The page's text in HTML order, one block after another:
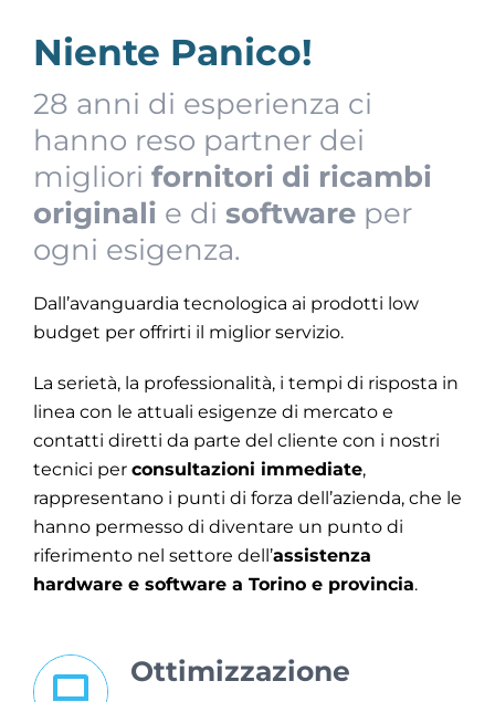
Servizi
Hikvision
Contatti
Niente Panico!
28 anni di esperienza ci
hanno reso partner dei
migliori fornitori di ricambi
originali e di software per
ogni esigenza.
Dall’avanguardia tecnologica ai prodotti low
budget per offrirti il miglior servizio.
La serietà, la professionalità, i tempi di risposta in
linea con le attuali esigenze di mercato e
contatti diretti da parte del cliente con i nostri
tecnici per consultazioni immediate,
rappresentano i punti di forza dell’azienda, che le
hanno permesso di diventare un punto di
riferimento nel settore dell’assistenza
hardware e software a Torino e provincia.
Ottimizzazione